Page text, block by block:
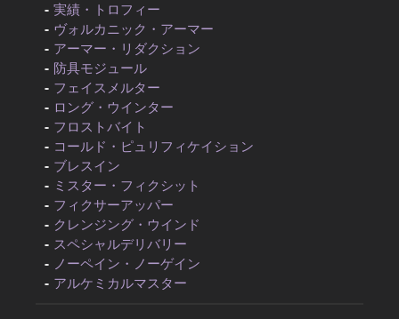
実績・トロフィー
ヴォルカニック・アーマー
アーマー・リダクション
防具モジュール
フェイスメルター
ロング・ウインター
フロストバイト
コールド・ピュリフィケイション
ブレスイン
ミスター・フィクシット
フィクサーアッパー
クレンジング・ウインド
スペシャルデリバリー
ノーペイン・ノーゲイン
アルケミカルマスター